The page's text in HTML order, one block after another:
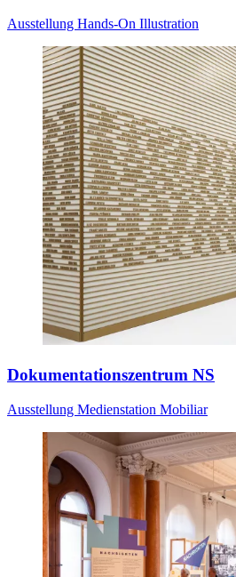
Ausstellung Hands-On Illustration
Dokumentationszentrum NS
Ausstellung Medienstation Mobiliar